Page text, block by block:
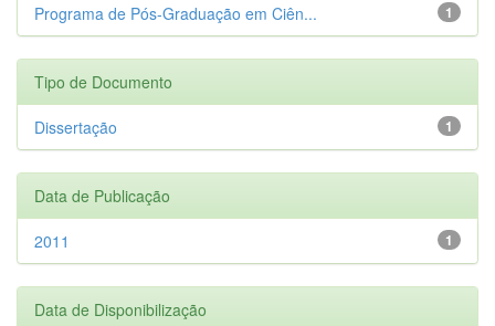
1
Programa de Pós-Graduação em Ciên...
Tipo de Documento
1
Dissertação
Data de Publicação
1
2011
Data de Disponibilização